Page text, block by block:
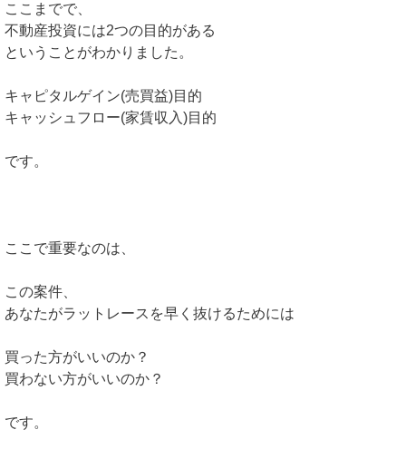
ここまでで、
不動産投資には2つの目的がある
ということがわかりました。
キャピタルゲイン(売買益)目的
キャッシュフロー(家賃収入)目的
です。
ここで重要なのは、
この案件、
あなたがラットレースを早く抜けるためには
買った方がいいのか？
買わない方がいいのか？
です。